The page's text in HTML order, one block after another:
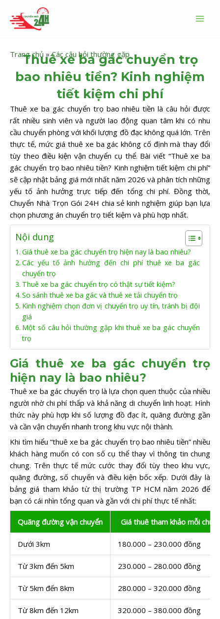
Trang chủ »Các câu hỏi thường gặp
Thuê xe ba gác chuyển trọ
bao nhiêu tiền? Kinh nghiệm
tiết kiệm chi phí
Thuê xe ba gác chuyển trọ bao nhiêu tiền là câu hỏi được
rất nhiều sinh viên và người lao động quan tâm khi có nhu
cầu chuyển phòng với khối lượng đồ đạc không quá lớn. Trên
thực tế, mức giá thuê xe ba gác không cố định mà thay đổi
tùy theo điều kiện vận chuyển cụ thể. Bài viết “Thuê xe ba
gác chuyển trọ bao nhiêu tiền? Kinh nghiệm tiết kiệm chi phí”
sẽ cập nhật bảng giá mới nhất năm 2026 và phân tích những
yếu tố ảnh hưởng trực tiếp đến tổng chi phí. Đồng thời,
Chuyển Nhà Trọn Gói 24H chia sẻ kinh nghiệm giúp bạn lựa
chọn phương án chuyển trọ tiết kiệm và phù hợp nhất.
Nội dung
Giá thuê xe ba gác chuyển trọ hiện nay là bao nhiêu?
Các yếu tố ảnh hưởng đến chi phí thuê xe ba gác
chuyển trọ
Thuê xe ba gác chuyển trọ có thật sự tiết kiệm?
So sánh thuê xe ba gác và thuê xe tải chuyển trọ
Kinh nghiệm chọn đơn vị chuyển trọ uy tín, tránh bị đội
giá
Một số câu hỏi thường gặp khi thuê xe ba gác chuyển
trọ
Giá thuê xe ba gác chuyển trọ
hiện nay là bao nhiêu?
Thuê xe ba gác chuyển trọ là lựa chọn quen thuộc của nhiều
người nhờ chi phí thấp và khả năng di chuyển linh hoạt. Hình
thức này phù hợp khi số lượng đồ đạc ít, quãng đường gần
và cần vận chuyển nhanh trong khu vực nội thành.
Khi tìm hiểu “thuê xe ba gác chuyển trọ bao nhiêu tiền” nhiều
khách hàng muốn có con số cụ thể thay vì thông tin chung
chung. Trên thực tế mức cước thay đổi tùy theo khu vực,
quãng đường, số chuyến và điều kiện bốc xếp. Dưới đây là
bảng giá tham khảo từ thị trường TP HCM năm 2026 để
bạn có cái nhìn tổng quan và gần với chi phí thực tế nhất:
Quãng đường vận chuyển Giá thuê tham khảo mỗi
Dưới 3km 180.000 – 230.000 đồng
Từ 3km đến 5km 230.000 – 280.000 đồng
Từ 5km đến 8km 280.000 – 320.000 đồng
Từ 8km đến 12km 320.000 – 380.000 đồng